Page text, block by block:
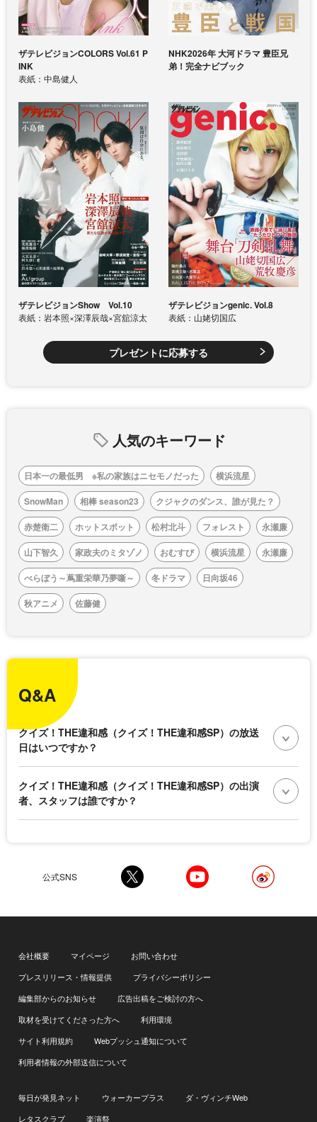
ザテレビジョンCOLORS Vol.61 P
INK
表紙：中島健人
NHK2026年 大河ドラマ 豊臣兄
弟！完全ナビブック
ザテレビジョンShow Vol.10
表紙：岩本照×深澤辰哉×宮舘涼太
ザテレビジョンgenic. Vol.8
表紙：山姥切国広
プレゼントに応募する
人気のキーワード
日本一の最低男 ※私の家族はニセモノだった
横浜流星
SnowMan
相棒 season23
クジャクのダンス、誰が見た？
赤楚衛二
ホットスポット 松村北斗 フォレスト
永瀬廉
山下智久
家政夫のミタゾノ おむすび 横浜流星
永瀬廉
べらぼう～蔦重栄華乃夢噺～
冬ドラマ
日向坂46
秋アニメ
佐藤健
Q&A
クイズ！THE違和感（クイズ！THE違和感SP）の放送
日はいつですか？
クイズ！THE違和感（クイズ！THE違和感SP）の出演
者、スタッフは誰ですか？
公式SNS
会社概要 マイページ
お問い合わせ
プレスリリース・情報提供
プライバシーポリシー
編集部からのお知らせ
広告出稿をご検討の方へ
取材を受けてくださった方へ
利用環境
サイト利用規約
Webプッシュ通知について
利用者情報の外部送信について
毎日が発見ネット ウォーカープラス
ダ・ヴィンチWeb
レタスクラブ
楽演祭